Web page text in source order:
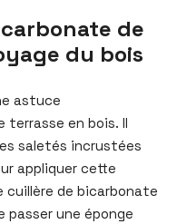
de
du bois
astuce
terrasse en bois. Il
saletés incrustées
appliquer cette
cuillère de bicarbonate
passer une éponge